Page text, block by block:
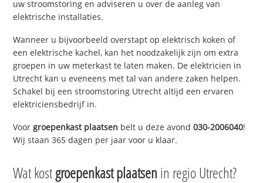
uw stroomstoring en adviseren u over de aanleg van
elektrische installaties.
Wanneer u bijvoorbeeld overstapt op elektrisch koken of
een elektrische kachel, kan het noodzakelijk zijn om extra
groepen in uw meterkast te laten maken. De elektricien in
Utrecht kan u eveneens met tal van andere zaken helpen.
Schakel bij een stroomstoring Utrecht altijd een ervaren
elektriciensbedrijf in.
Voorgroepenkast plaatsen belt u deze avond030-2006040!
Wij staan 365 dagen per jaar voor u klaar.
Wat kostgroepenkast plaatsen in regio Utrecht?